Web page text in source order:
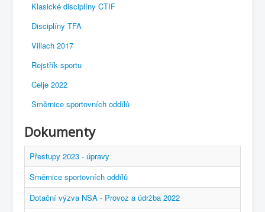
Klasické disciplíny CTIF
Disciplíny TFA
Villach 2017
Rejstřík sportu
Celje 2022
Směrnice sportovních oddílů
Dokumenty
Přestupy 2023 - úpravy
Směrnice sportovních oddílů
Dotační výzva NSA - Provoz a údržba 2022